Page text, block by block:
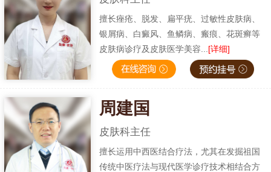
擅长痤疮、脱发、扁平疣、过敏性皮肤病、
银屑病、白癜风、鱼鳞病、瘢痕、花斑癣等
皮肤病诊疗及皮肤医学美容... [详细]
周建国
皮肤科主任
擅长运用中西医结合疗法，尤其在发掘祖国
传统中医疗法与现代医学诊疗技术相结合方